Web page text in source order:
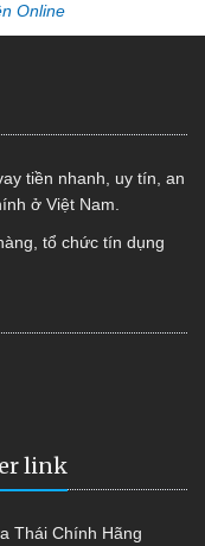
Online
tiền nhanh, uy tín, an
ở Việt Nam.
tổ chức tín dụng
link
Thái Chính Hãng